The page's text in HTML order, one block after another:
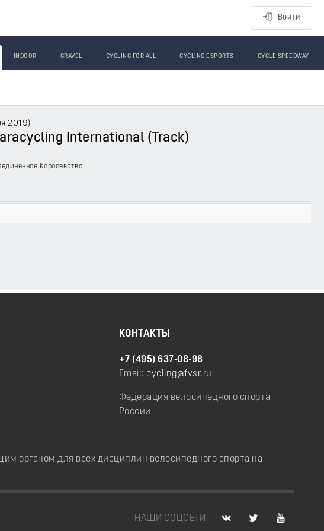
Войти
INDOOR GRAVEL CYCLING FOR ALL CYCLING ESPORTS CYCLE SPEEDWAY
2019)
International (Track)
Королевство
КОНТАКТЫ
+7 (495) 637-08-98
Email: cycling@fvsr.ru
Федерация велосипедного спорта
России
органом для всех дисциплин велосипедного спорта на
НАШИ СОЦСЕТИ